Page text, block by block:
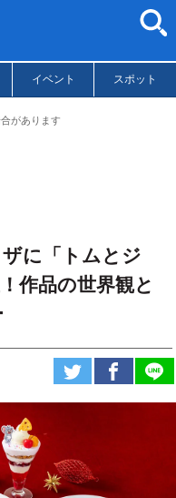
イベント スポット
があります
に「トムとジ
作品の世界観と